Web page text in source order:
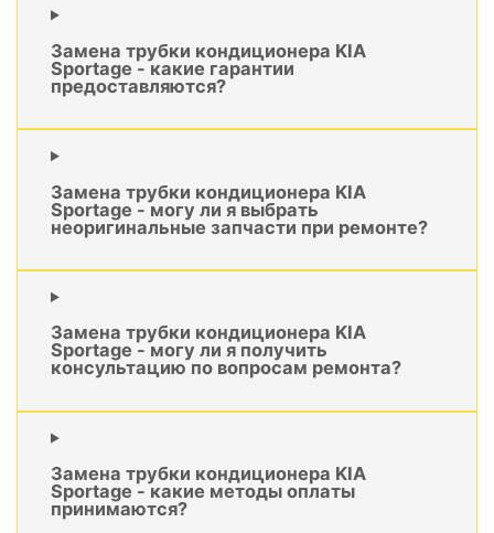
Замена трубки кондиционера KIA
Sportage - какие гарантии
предоставляются?
Замена трубки кондиционера KIA
Sportage - могу ли я выбрать
неоригинальные запчасти при ремонте?
Замена трубки кондиционера KIA
Sportage - могу ли я получить
консультацию по вопросам ремонта?
Замена трубки кондиционера KIA
Sportage - какие методы оплаты
принимаются?